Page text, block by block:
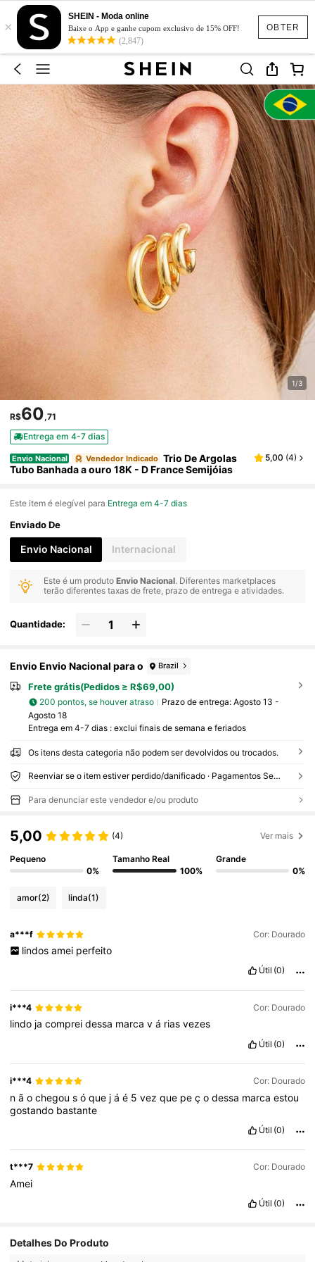
OBTER
×
SHEIN - Moda online
Baixe o App e ganhe cupom exclusivo de 15% OFF!
(2,847)
1/3
R$60,71
Entrega em 4-7 dias
Envio Nacional Vendedor Indicado Trio De Argolas
Tubo Banhada a ouro 18K - D France Semijóias
5,00 (4)
Este item é elegível para Entrega em 4-7 dias
Enviado De
Envio Nacional Internacional
Este é um produtoEnvio Nacional. Diferentes marketplaces
terão diferentes taxas de frete, prazo de entrega e atividades.
Quantidade:
Envio Envio Nacional para o Brazil
Frete grátis(Pedidos ≥ R$69,00)
200 pontos, se houver atraso Prazo de entrega: Agosto 13 -
Agosto 18
Entrega em 4-7 dias : exclui finais de semana e feriados
Os itens desta categoria não podem ser devolvidos ou trocados.
Reenviar se o item estiver perdido/danificado · Pagamentos Seguros · Proteção de privacidade
Para denunciar este vendedor e/ou produto
5,00 (4) Ver mais
Pequeno
0%
Tamanho Real
100%
Grande
0%
amor(2) linda(1)
a***f Cor: Dourado
lindos amei perfeito
Útil (0)
i***4 Cor: Dourado
lindo jacompreidessa marcavá riasvezes
Útil (0)
i***4 Cor: Dourado
nãochegousóque jáé 5vezque peçodessa marcaestou
gostando bastante
Útil (0)
t***7 Cor: Dourado
Amei
Útil (0)
Detalhes Do Produto
4,93 20K Seguidores